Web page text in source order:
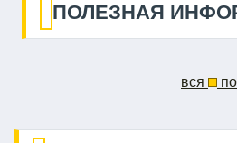
ПОЛЕЗНАЯ
вся